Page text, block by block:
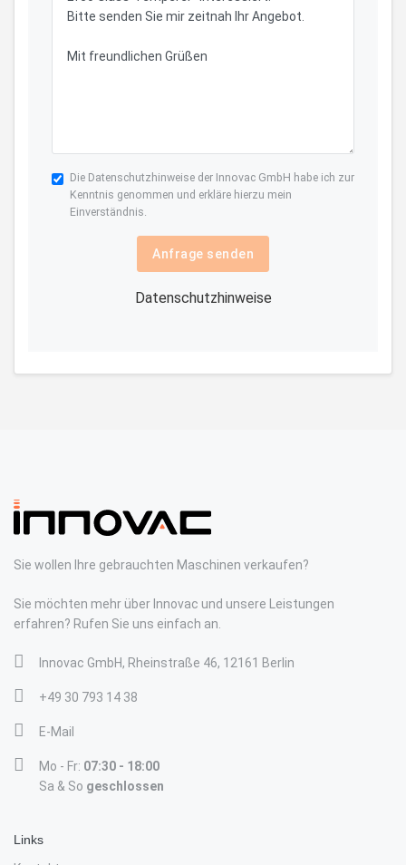
Die Datenschutzhinweise der Innovac GmbH habe ich zur
Kenntnis genommen und erkläre hierzu mein
Einverständnis.
Anfrage senden
Datenschutzhinweise
Sie wollen Ihre gebrauchten Maschinen verkaufen?
Sie möchten mehr über Innovac und unsere Leistungen
erfahren? Rufen Sie uns einfach an.
Innovac GmbH, Rheinstraße 46, 12161 Berlin
+49 30 793 14 38
E-Mail
Mo - Fr: 07:30 - 18:00
Sa & So geschlossen
Links